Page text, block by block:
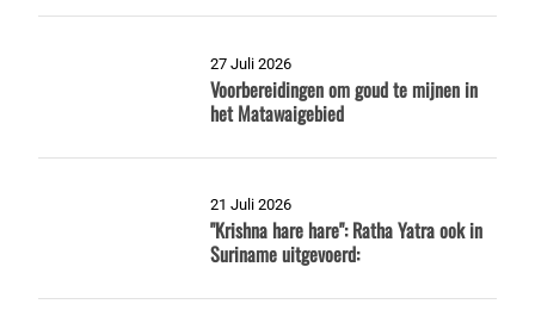
27 Juli 2026
Voorbereidingen om goud te mijnen in
het Matawaigebied
21 Juli 2026
"Krishna hare hare": Ratha Yatra ook in
Suriname uitgevoerd: